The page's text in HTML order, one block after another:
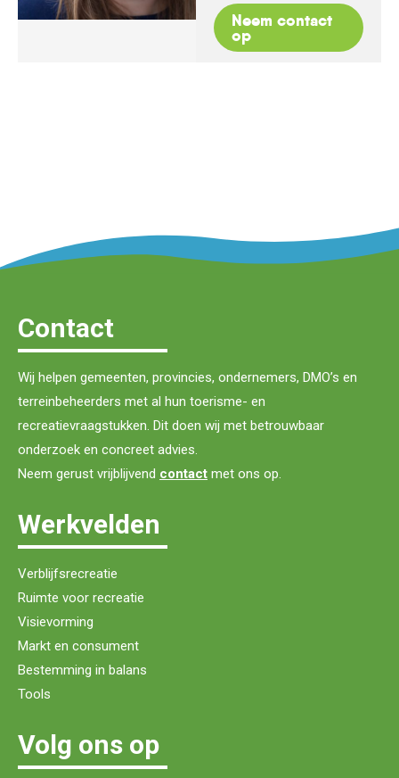
mailNeem contact
op
Contact
Wij helpen gemeenten, provincies, ondernemers, DMO’s en
terreinbeheerders met al hun toerisme- en
recreatievraagstukken. Dit doen wij met betrouwbaar
onderzoek en concreet advies.
Neem gerust vrijblijvend contact met ons op.
Werkvelden
Verblijfsrecreatie
Ruimte voor recreatie
Visievorming
Markt en consument
Bestemming in balans
Tools
Volg ons op